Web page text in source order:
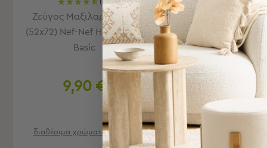
Υποστρώματα
(10)
Ζεύγος Μαξιλαροθήκες
(52x72) Nef-Nef Homeware
Basic
9,90 €
διαθέσιμα χρώματα/μεγέθη
ΝΕΟ!
Διώροφο
Songmics
44,98 €
ΣΕ ΑΠΟΘΕΜΑ